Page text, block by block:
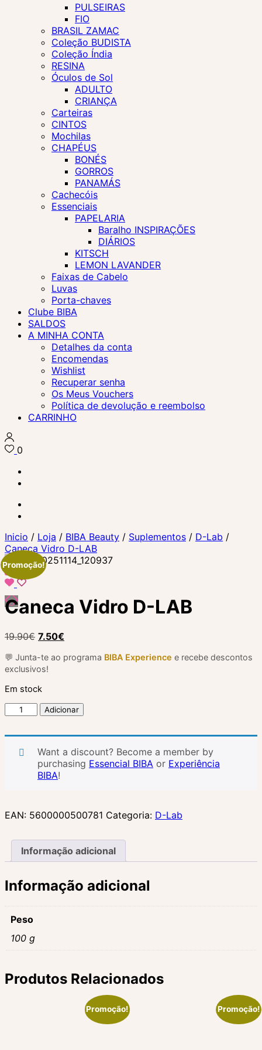
PULSEIRAS
FIO
BRASIL ZAMAC
Coleção BUDISTA
Coleção Índia
RESINA
Óculos de Sol
ADULTO
CRIANÇA
Carteiras
CINTOS
Mochilas
CHAPÉUS
BONÉS
GORROS
PANAMÁS
Cachecóis
Essenciais
PAPELARIA
Baralho INSPIRAÇÕES
DIÁRIOS
KITSCH
LEMON LAVANDER
Faixas de Cabelo
Luvas
Porta-chaves
Clube BIBA
SALDOS
A MINHA CONTA
Detalhes da conta
Encomendas
Wishlist
Recuperar senha
Os Meus Vouchers
Política de devolução e reembolso
CARRINHO
0
Inicio / Loja / BIBA Beauty / Suplementos / D-Lab /
Caneca Vidro D-LAB
Promoção!
Caneca Vidro D-LAB
19.90€ O
original
era:
19.90€.
7.50€
atual
💬 Junta-te ao programa BIBA Experience e recebe descontos
exclusivos!
Em stock
Quantidade
de
Adicionar
Want a discount? Become a member by
purchasing Essencial BIBA or Experiência
BIBA!
EAN: 5600000500781 Categoria: D-Lab
Informação adicional
Informação adicional
Peso
100 g
Produtos Relacionados
Promoção! Promoção!